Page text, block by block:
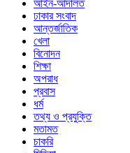
আইন-আদালত
ঢাকার সংবাদ
আন্তর্জাতিক
খেলা
বিনোদন
শিক্ষা
অপরাধ
প্রবাস
ধর্ম
তথ্য ও প্রযুক্তি
মতামত
চাকরি